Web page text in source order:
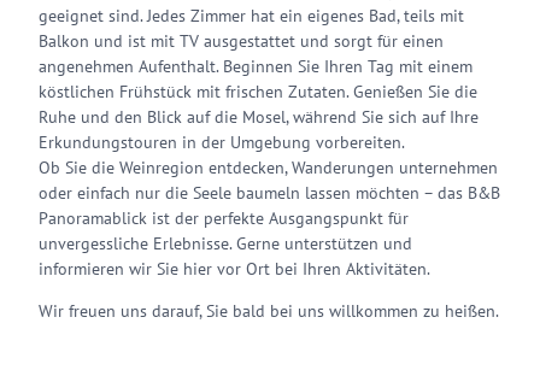
geeignet sind. Jedes Zimmer hat ein eigenes Bad, teils mit
Balkon und ist mit TV ausgestattet und sorgt für einen
angenehmen Aufenthalt. Beginnen Sie Ihren Tag mit einem
köstlichen Frühstück mit frischen Zutaten. Genießen Sie die
Ruhe und den Blick auf die Mosel, während Sie sich auf Ihre
Erkundungstouren in der Umgebung vorbereiten.
Ob Sie die Weinregion entdecken, Wanderungen unternehmen
oder einfach nur die Seele baumeln lassen möchten – das B&B
Panoramablick ist der perfekte Ausgangspunkt für
unvergessliche Erlebnisse. Gerne unterstützen und
informieren wir Sie hier vor Ort bei Ihren Aktivitäten.
Wir freuen uns darauf, Sie bald bei uns willkommen zu heißen.